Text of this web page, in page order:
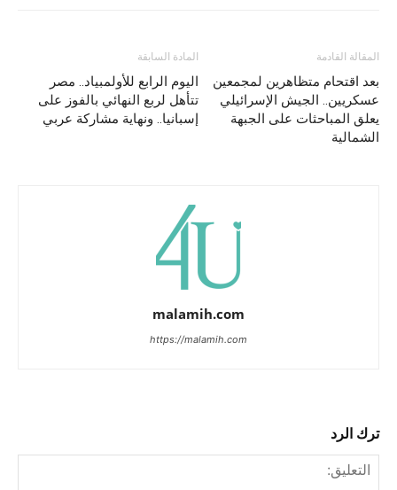
المادة السابقة
اليوم الرابع للأولمبياد.. مصر
تتأهل لربع النهائي بالفوز على
إسبانيا.. ونهاية مشاركة عربي
المقالة القادمة
بعد اقتحام متظاهرين لمجمعين
عسكريين.. الجيش الإسرائيلي
يعلق المباحثات على الجبهة
الشمالية
malamih.com
https://malamih.com
ترك الرد